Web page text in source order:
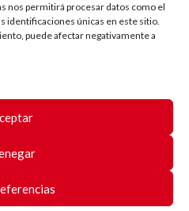
nos permitirá procesar datos como el
identificaciones únicas en este sitio.
puede afectar negativamente a